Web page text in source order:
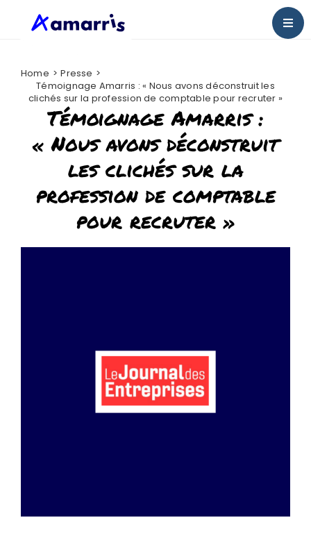
Bienvenue chez Amarris
Nos actus
Presse
Nous rejoindre
Home
Presse
Témoignage Amarris : « Nous avons déconstruit les
clichés sur la profession de comptable pour recruter »
Témoignage Amarris :
« Nous avons déconstruit
les clichés sur la
profession de comptable
pour recruter »